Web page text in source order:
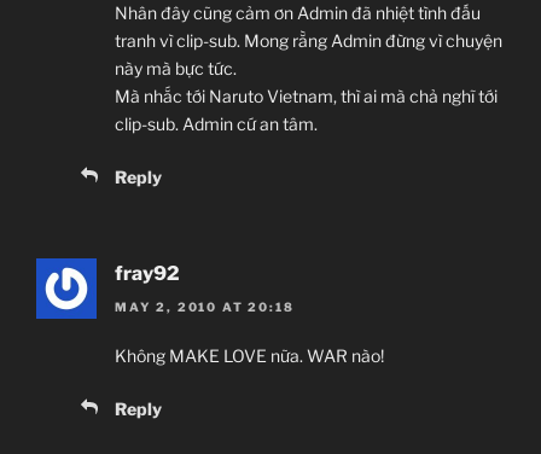
Nhân đây cũng cảm ơn Admin đã nhiệt tình đấu
tranh vì clip-sub. Mong rằng Admin đừng vì chuyện
này mà bực tức.
Mà nhắc tới Naruto Vietnam, thì ai mà chả nghĩ tới
clip-sub. Admin cứ an tâm.
Reply
fray92
MAY 2, 2010 AT 20:18
Không MAKE LOVE nữa. WAR nào!
Reply